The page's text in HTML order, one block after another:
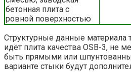
бетонная плита с
ровной поверхностью
Структурные данные
идёт плита качества OSB-3, не
быть прямыми или
варианте стыки будут